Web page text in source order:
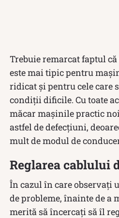
Trebuie remarcat faptul
este mai tipic pentru
ridicat și pentru cele care
condiții dificile. Cu toate
măcar mașinile practic
astfel de defecțiuni,
mult de modul de
Reglarea cablului
În cazul în care observați
de probleme, înainte de a
merită să încercați să îl